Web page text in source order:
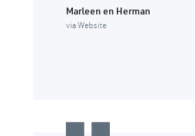
Marleen en Herman
via Website